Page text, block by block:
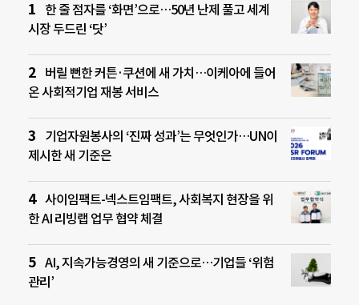
한 줄 점자를 ‘화면’으로…50년 난제 풀고 세계
시장 두드린 ‘닷’
버릴 뻔한 커튼·쿠션에 새 가치…이케아에 들어
온 사회적기업 재봉 서비스
기업자원봉사의 ‘진짜 성과’는 무엇인가…UN이
제시한 새 기준은
사이임팩트-넥스트임팩트, 사회복지 현장을 위
한 AI 리빙랩 업무 협약 체결
AI, 지속가능경영의 새 기준으로…기업들 ‘위험
관리’